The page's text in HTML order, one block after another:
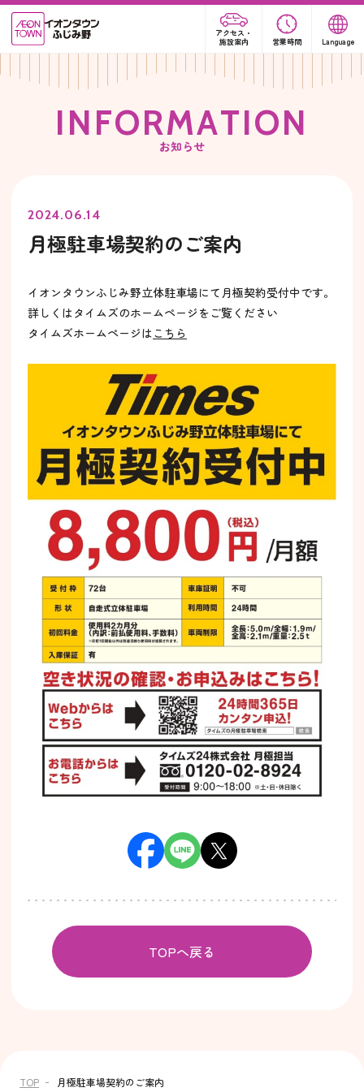
アクセス・
施設案内
営業時間 Language
INFORMATION
お知らせ
2024.06.14
月極駐車場契約のご案内
イオンタウンふじみ野立体駐車場にて月極契約受付中です。
詳しくはタイムズのホームページをご覧ください
タイムズホームページはこちら
TOPへ戻る
TOP 月極駐車場契約のご案内